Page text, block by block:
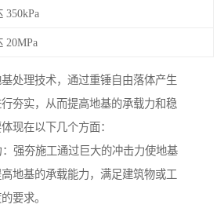
350kPa
20MPa
处理技术，通过重锤自由落体产生
夯实，从而提高地基的承载力和稳
现在以下几个方面：
强夯施工通过巨大的冲击力使地基
地基的承载能力，满足建筑物或工
要求。